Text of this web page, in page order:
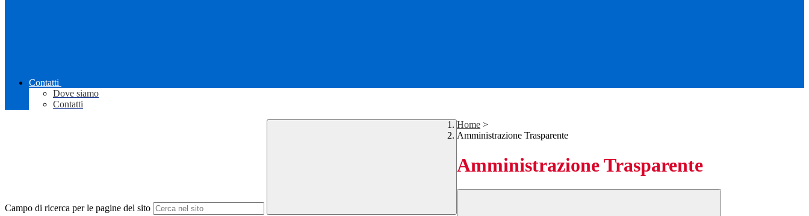
Contatti
Dove siamo
Contatti
Campo di ricerca per le pagine del sito
Home >
Amministrazione Trasparente
Amministrazione Trasparente